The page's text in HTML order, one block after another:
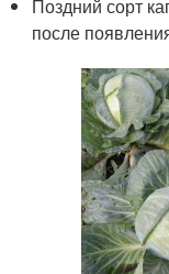
Поздний сорт
после